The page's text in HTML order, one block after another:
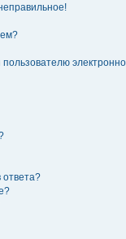
ответа?